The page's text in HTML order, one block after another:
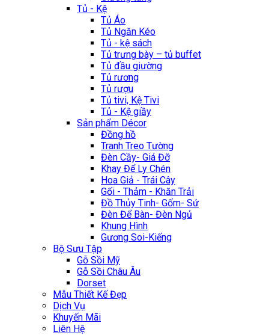
Tủ - Kệ
Tủ Áo
Tủ Ngăn Kéo
Tủ - kệ sách
Tủ trưng bày – tủ buffet
Tủ đầu giường
Tủ rương
Tủ rượu
Tủ tivi, Kệ Tivi
Tủ - Kệ giầy
Sản phẩm Décor
Đồng hồ
Tranh Treo Tường
Đèn Cầy- Giá Đỡ
Khay Để Ly Chén
Hoa Giả - Trái Cây
Gối - Thảm - Khăn Trải
Đồ Thủy Tinh- Gốm- Sứ
Đèn Để Bàn- Đèn Ngủ
Khung Hình
Gương Soi-Kiếng
Bộ Sưu Tập
Gỗ Sồi Mỹ
Gỗ Sồi Châu Âu
Dorset
Mẫu Thiết Kế Đẹp
Dịch Vụ
Khuyến Mãi
Liên Hệ